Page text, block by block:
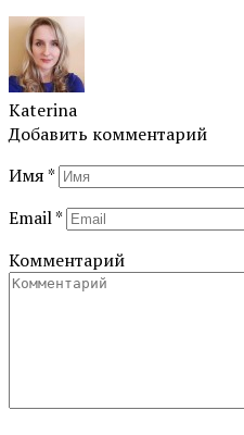
Katerina
Добавить комментарий
Имя*
Email*
Комментарий